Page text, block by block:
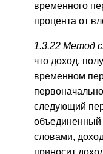
временного
процента от
1.3.22 Метод
что доход,
временном
следующий
объединенный
словами,